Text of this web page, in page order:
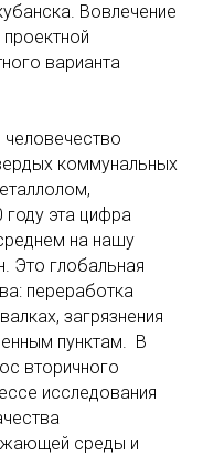
Вовлечение
варианта
коммунальных
году эта цифра
на нашу
Это глобальная
переработка
загрязнения
пунктам. В
вторичного
исследования
среды и